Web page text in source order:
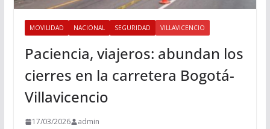
MOVILIDAD NACIONAL SEGURIDAD VILLAVICENCIO
Paciencia, viajeros: abundan los
cierres en la carretera Bogotá-
Villavicencio
17/03/2026 admin